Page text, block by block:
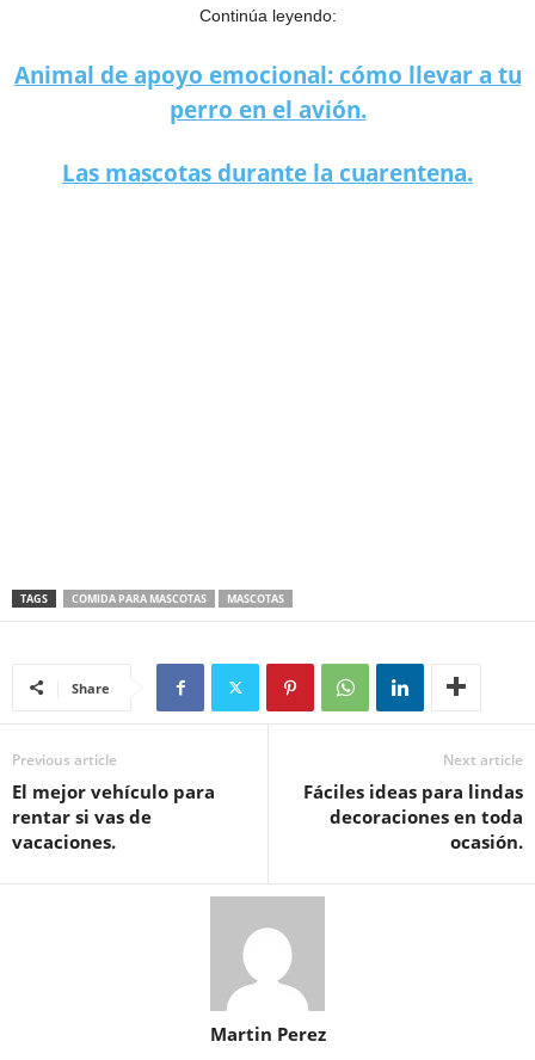
Continúa leyendo:
Animal de apoyo emocional: cómo llevar a tu
perro en el avión.
Las mascotas durante la cuarentena.
TAGS COMIDA PARA MASCOTAS MASCOTAS
Share
Previous article
El mejor vehículo para
rentar si vas de
vacaciones.
Next article
Fáciles ideas para lindas
decoraciones en toda
ocasión.
Martin Perez